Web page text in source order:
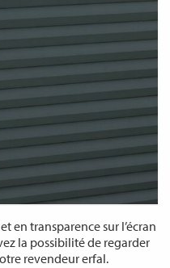
en transparence sur l’écran
la possibilité de regarder
revendeur erfal.